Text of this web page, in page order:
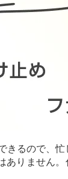
るので、忙
ありません